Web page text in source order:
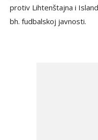
protiv Lihtenštajna i
bh. fudbalskoj javnosti.